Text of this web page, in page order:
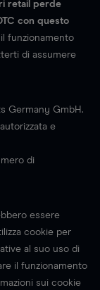
retail perde
con questo
funzionamento
di assumere
Germany GmbH.
e
di
essere
cookie per
al suo uso di
il funzionamento
sui cookie